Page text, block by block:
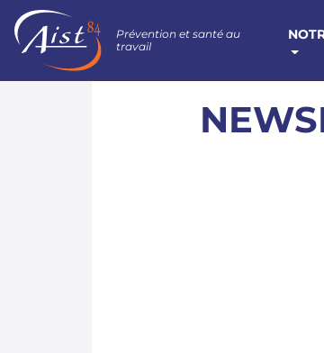
Prévention et santé au
travail